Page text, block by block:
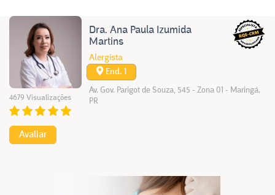
4679 Visualizações
Avaliar
Dra. Ana Paula Izumida
Martins
Alergista
End. 1
Av. Gov. Parigot de Souza, 545 - Zona 01 - Maringá.
PR